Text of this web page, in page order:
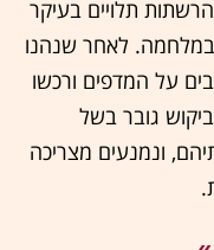
תלויים בעיקר
במלחמה. לאחר שנהנו
על המדפים ורכשו
גובר בשל
ונמנעים מצריכה